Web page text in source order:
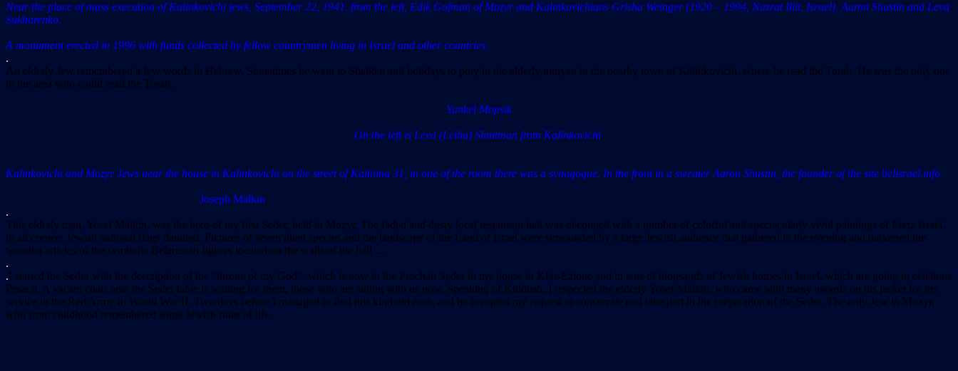
Near the place of mass execution of Kalinkovichi jews, September 22, 1941. from the left, Edik Gofman of Mozyr and Kalinkovichians Grisha Weinger (1920 – 1994, Nazrat Illit, Israel), Aaron Shustin and Leva
Sukharenko.
A monument erected in 1996 with funds collected by fellow countrymen living in Israel and other countries.
.
An elderly Jew remembered a few words in Hebrew. Sometimes he went to Shabbat and holidays to pray in the elderly minyan in the nearby town of Kalinkovichi, where he read the Torah. He was the only one
in the area who could read the Torah.
Yankel Mopsik
On the left is Leva (Leiba) Shnitman from Kalinkovichi
Kalinkovichi and Mozyr Jews near the house in Kalinkovichi on the street of Kalinina 31, in one of the room there was a synagogue. In the front in a sweater Aaron Shustin, the founder of the site belisrael.info
Joseph Malkin
.
This elderly man, Yosef Malkin, was the hero of my first Seder, held in Mozyr. The faded and dusty local restaurant hall was decorated with a number of colorful and spectacularly vivid paintings of Eretz Israel,
in all corners Jewish national flags flaunted. Pictures of seven plant species and the landscape of the Land of Israel were surrounded by a large Jewish audience that gathered in the evening and darkened the
wooden articles of the symbolic Belarusian figures located on the walls of the hall …
.
.I started the Seder with the description of the “throne of my God”, which is now in the Peschah Seder in my house in Kfar-Ezione and in tens of thousands of Jewish homes in Israel, which are going to celebrate
Pesach. A vacant chair near the Seder table is waiting for them, those who are sitting with us now. Speaking of Kiddush, I respected the elderly Yosef Malkin, who came with many awards on his jacket for his
service in the Red Army in World War II. Two days before I managed to find this kind old man, and he accepted my request to consecrate and take part in the preparation of the Seder. The only Jew in Mozyr,
who from childhood remembered some Jewish rules of life.